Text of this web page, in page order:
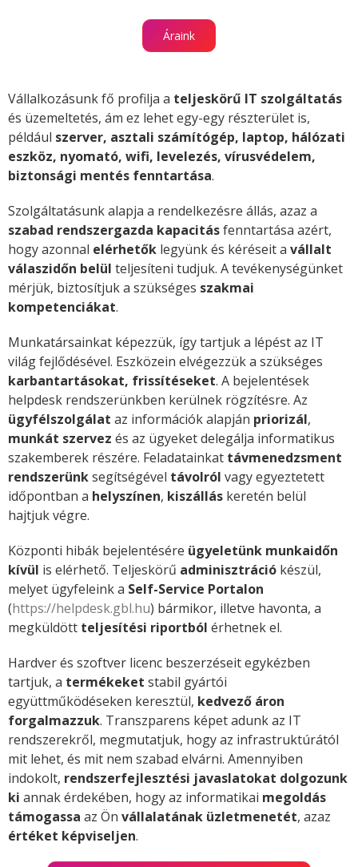
Áraink
Vállalkozásunk fő profilja a teljeskörű IT szolgáltatás
és üzemeltetés, ám ez lehet egy-egy részterület is,
például szerver, asztali számítógép, laptop, hálózati
eszköz, nyomató, wifi, levelezés, vírusvédelem,
biztonsági mentés fenntartása.
Szolgáltatásunk alapja a rendelkezésre állás, azaz a
szabad rendszergazda kapacitásfenntartása azért,
hogy azonnal elérhetők legyünk és kéréseit a vállalt
válaszidőn belül teljesíteni tudjuk. A tevékenységünket
mérjük, biztosítjuk a szükséges szakmai
kompetenciákat.
Munkatársainkat képezzük, így tartjuk a lépést az IT
világ fejlődésével. Eszközein elvégezzük a szükséges
karbantartásokat, frissítéseket. A bejelentések
helpdesk rendszerünkben kerülnek rögzítésre. Az
ügyfélszolgálat az információk alapján priorizál,
munkát szervez és az ügyeket delegálja informatikus
szakemberek részére. Feladatainkat távmenedzsment
rendszerünksegítségével távolról vagy egyeztetett
időpontban a helyszínen, kiszállás keretén belül
hajtjuk végre.
Központi hibák bejelentésére ügyeletünk munkaidőn
kívül is elérhető. Teljeskörű adminisztráció készül,
melyet ügyfeleink a Self-Service Portalon
(https://helpdesk.gbl.hu) bármikor, illetve havonta, a
megküldött teljesítési riportból érhetnek el.
Hardver és szoftver licenc beszerzéseit egykézben
tartjuk, a termékeket stabil gyártói
együttműködéseken keresztül, kedvező áron
forgalmazzuk. Transzparens képet adunk az IT
rendszerekről, megmutatjuk, hogy az infrastruktúrától
mit lehet, és mit nem szabad elvárni. Amennyiben
indokolt, rendszerfejlesztési javaslatokat dolgozunk
ki annak érdekében, hogy az informatikai megoldás
támogassa az Ön vállalatának üzletmenetét, azaz
értéket képviseljen.